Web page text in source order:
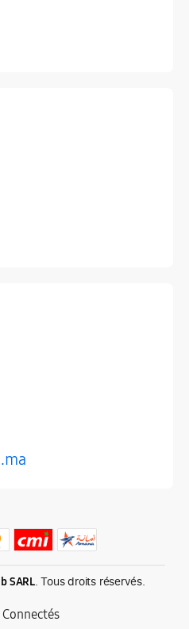
références incontournables :
SARL. Tous droits réservés.
Connectés